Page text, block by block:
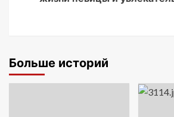
Больше историй